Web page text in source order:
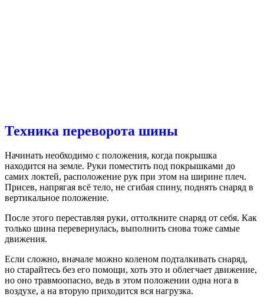
Техника переворота шины
Начинать необходимо с положения, когда покрышка
находится на земле. Руки поместить под покрышками до
самих локтей, расположение рук при этом на ширине плеч.
Присев, напрягая всё тело, не сгибая спину, поднять снаряд в
вертикальное положение.
После этого переставляя руки, оттолкните снаряд от себя. Как
только шина перевернулась, выполнить снова тоже самые
движения.
Если сложно, вначале можно коленом подталкивать снаряд,
но старайтесь без его помощи, хоть это и облегчает движение,
но оно травмоопасно, ведь в этом положении одна нога в
воздухе, а на вторую приходится вся нагрузка.